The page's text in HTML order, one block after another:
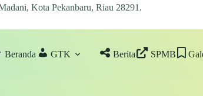
Kota Pekanbaru, Riau 28291 .
Beranda GTK Berita SPMB